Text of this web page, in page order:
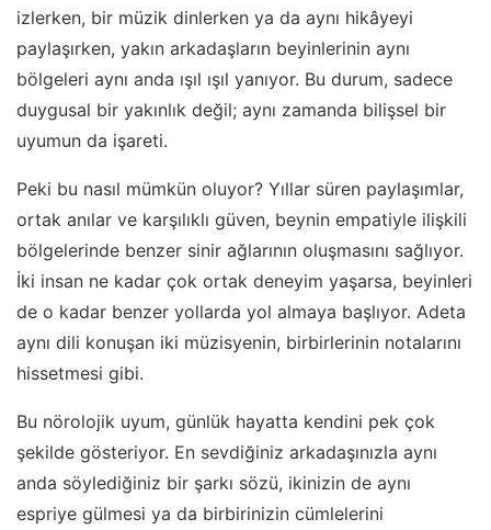
izlerken, bir müzik dinlerken ya da aynı hikâyeyi
paylaşırken, yakın arkadaşların beyinlerinin aynı
bölgeleri aynı anda ışıl ışıl yanıyor. Bu durum, sadece
duygusal bir yakınlık değil; aynı zamanda bilişsel bir
uyumun da işareti.
Peki bu nasıl mümkün oluyor? Yıllar süren paylaşımlar,
ortak anılar ve karşılıklı güven, beynin empatiyle ilişkili
bölgelerinde benzer sinir ağlarının oluşmasını sağlıyor.
İki insan ne kadar çok ortak deneyim yaşarsa, beyinleri
de o kadar benzer yollarda yol almaya başlıyor. Adeta
aynı dili konuşan iki müzisyenin, birbirlerinin notalarını
hissetmesi gibi.
Bu nörolojik uyum, günlük hayatta kendini pek çok
şekilde gösteriyor. En sevdiğiniz arkadaşınızla aynı
anda söylediğiniz bir şarkı sözü, ikinizin de aynı
espriye gülmesi ya da birbirinizin cümlelerini